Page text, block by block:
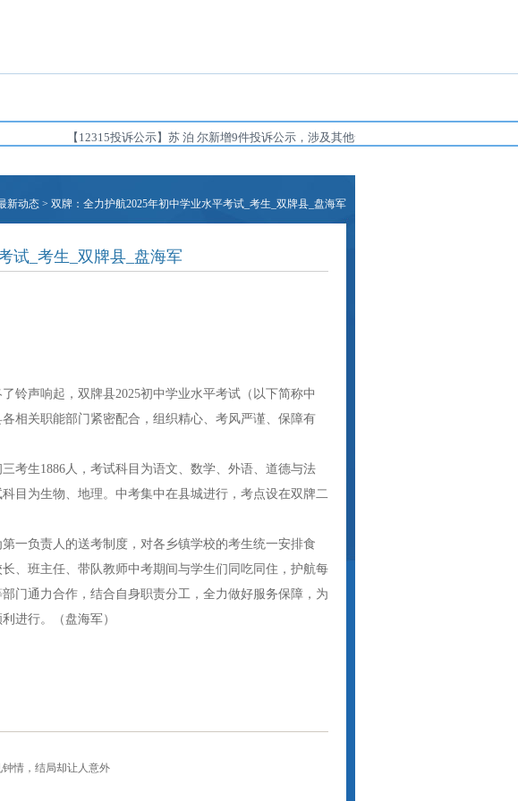
【12315投诉公示】苏 泊 尔新增9件投诉公示，涉及其他售后服务问题等...
新动态 > 双牌：全力护航2025年初中学业水平考试_考生_双牌县_盘海军
试_考生_双牌县_盘海军
铃声响起，双牌县2025初中学业水平考试（以下简称中
相关职能部门紧密配合，组织精心、考风严谨、保障有
考生1886人，考试科目为语文、数学、外语、道德与法
目为生物、地理。中考集中在县城进行，考点设在双牌二
一负责人的送考制度，对各乡镇学校的考生统一安排食
、班主任、带队教师中考期间与学生们同吃同住，护航每
门通力合作，结合自身职责分工，全力做好服务保障，为
进行。（盘海军）
情，结局却让人意外